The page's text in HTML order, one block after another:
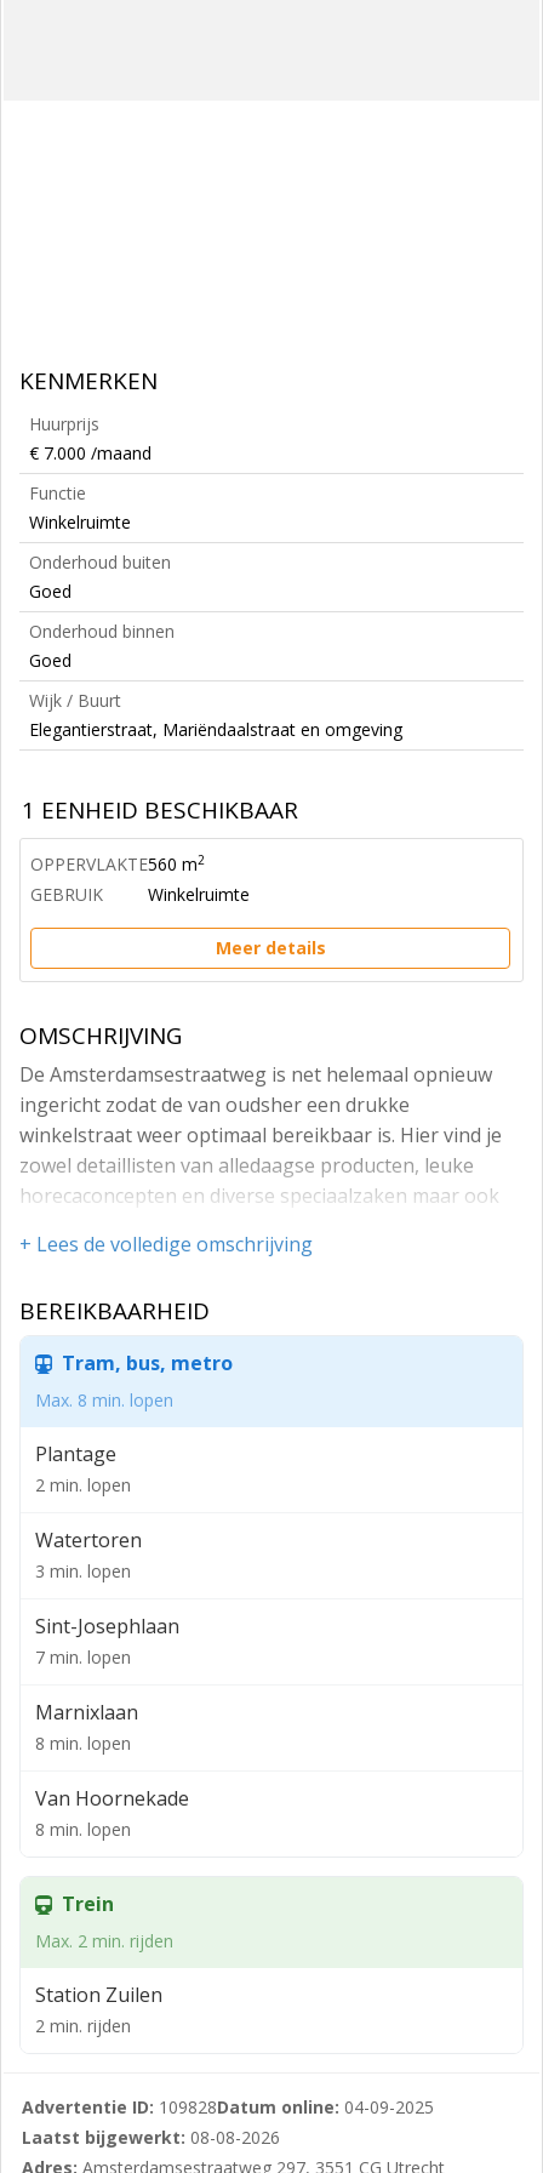
KENMERKEN
Huurprijs
€ 7.000 /maand
Functie
Winkelruimte
Onderhoud buiten
Goed
Onderhoud binnen
Goed
Wijk / Buurt
Elegantierstraat, Mariëndaalstraat en omgeving
1 EENHEID BESCHIKBAAR
OPPERVLAKTE560 m2
GEBRUIK Winkelruimte
Meer details
OMSCHRIJVING
De Amsterdamsestraatweg is net helemaal opnieuw
ingericht zodat de van oudsher een drukke
winkelstraat weer optimaal bereikbaar is. Hier vind je
zowel detaillisten van alledaagse producten, leuke
horecaconcepten en diverse speciaalzaken maar ook
Action, Plus, Kruidvat en Wibra zijn hier gevestigd.
Bereikbaarheid en parkeren
De winkel is zowel per openbaar vervoer, als met de
auto goed te bereiken. Er zijn diverse, betaalde,
parkeergelegenheden zowel voor de deur als in de
directe omgeving.
Vloeroppervlak (BVO)
- ca. 20 m² kelder
ruim 20 meter (bruto)
Detailhandel en dienstverlening:
De ruimte wordt casco verhuurd en in huidige staat
opgeleverd voorzien van o.a.:
- pantry
€ 7.000,- per maand exclusief BTW
Levering en diensten
+ Lees de volledige omschrijving
BEREIKBAARHEID
Tram, bus, metro
Max. 8 min. lopen
Plantage
2 min. lopen
Watertoren
3 min. lopen
Sint-Josephlaan
7 min. lopen
Marnixlaan
8 min. lopen
Van Hoornekade
8 min. lopen
Trein
Max. 2 min. rijden
Station Zuilen
2 min. rijden
Advertentie ID: 109828Datum online: 04-09-2025
Laatst bijgewerkt: 08-08-2026
Adres: Amsterdamsestraatweg 297, 3551 CG Utrecht